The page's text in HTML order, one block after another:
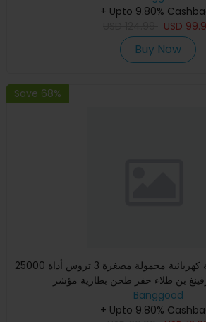
+ Upto 9.80%
USD
Buy Now
Save 68%
25000 دورة في الدقيقة مطحنة كهربائية محمولة مصغرة 3 تروس أداة
بن طلاء حفر طحن بطارية مؤشر
Banggood
+ Upto 9.80%